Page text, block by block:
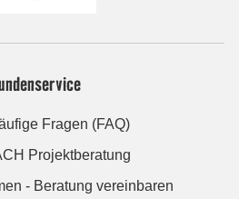
Fragen (FAQ)
Projektberatung
- Beratung vereinbaren